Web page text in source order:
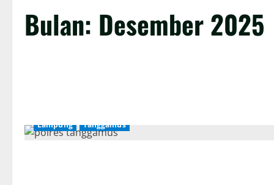
Bulan: Desember 2025
Lampung Tanggamus